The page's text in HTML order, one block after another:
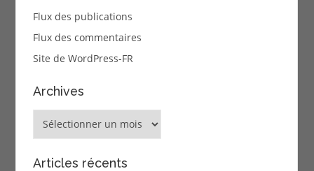
Flux des publications
Flux des commentaires
Site de WordPress-FR
Archives
Articles récents